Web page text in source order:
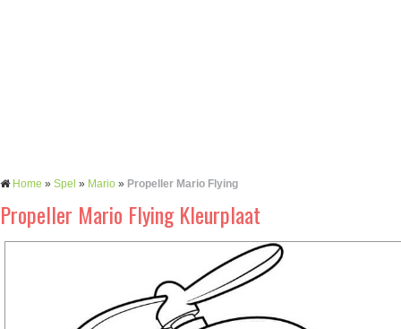
Home » Spel » Mario » Propeller Mario Flying
Propeller Mario Flying Kleurplaat